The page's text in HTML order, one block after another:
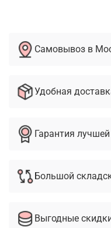
Самовывоз в
Удобная
Гарантия
Большой
Выгодные